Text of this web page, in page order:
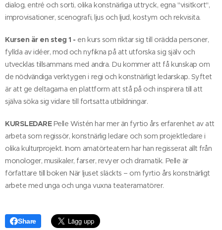
dialog, entré och sorti, olika konstnärliga uttryck, egna "visitkort",
improvisationer, scenografi, ljus och ljud, kostym och rekvisita.
Kursen är en steg 1 - en kurs som riktar sig till orädda personer,
fyllda av idéer, mod och nyfikna på att utforska sig själv och
utvecklas tillsammans med andra. Du kommer att få kunskap om
de nödvändiga verktygen i regi och konstnärligt ledarskap. Syftet
är att ge deltagarna en plattform att stå på och inspirera till att
själva söka sig vidare till fortsatta utbildningar.
KURSLEDAREPelle Wistén har mer än fyrtio års erfarenhet av att
arbeta som regissör, konstnärlig ledare och som projektledare i
olika kulturprojekt. Inom amatörteatern har han regisserat allt från
monologer, musikaler, farser, revyer och dramatik. Pelle är
författare till boken När ljuset släckts – om fyrtio års konstnärligt
arbete med unga och unga vuxna teateramatörer.
Share